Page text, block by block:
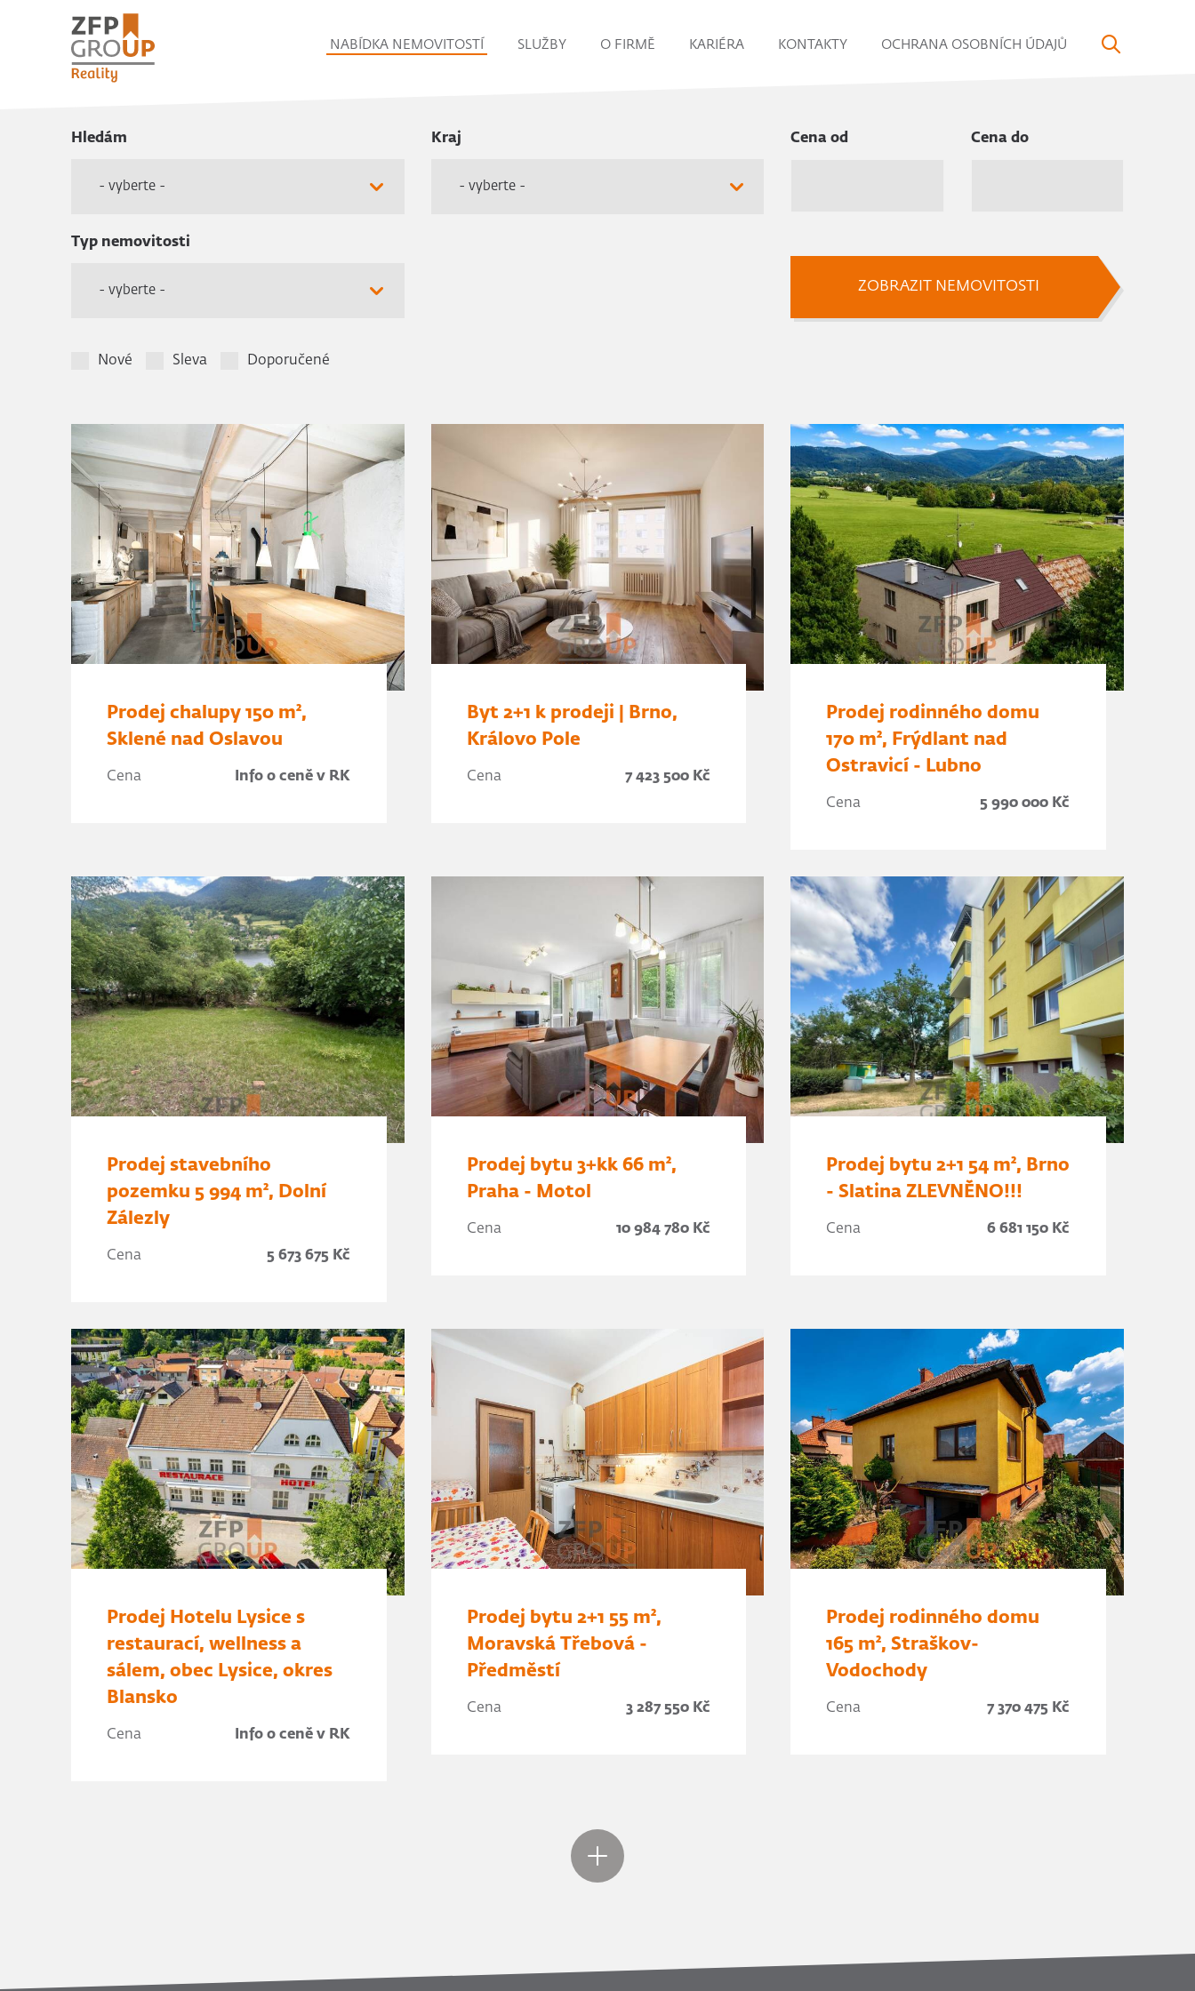
NABÍDKA NEMOVITOSTÍ SLUŽBY O FIRMĚ KARIÉRA KONTAKTY OCHRANA OSOBNÍCH ÚDAJŮ
Hledám
- vyberte -
Kraj
- vyberte -
Cena od Cena do
Typ nemovitosti
- vyberte -
Nové Sleva Doporučené
ZOBRAZIT NEMOVITOSTI
Prodej chalupy 150 m²,
Sklené nad Oslavou
Cena Info o ceně v RK
Byt 2+1 k prodeji | Brno,
Královo Pole
Cena 7 423 500 Kč
Prodej rodinného domu
170 m², Frýdlant nad
Ostravicí - Lubno
Cena 5 990 000 Kč
Prodej stavebního
pozemku 5 994 m², Dolní
Zálezly
Cena 5 673 675 Kč
Prodej bytu 3+kk 66 m²,
Praha - Motol
Cena 10 984 780 Kč
Prodej bytu 2+1 54 m², Brno
- Slatina ZLEVNĚNO!!!
Cena 6 681 150 Kč
Prodej Hotelu Lysice s
restaurací, wellness a
sálem, obec Lysice, okres
Blansko
Cena Info o ceně v RK
Prodej bytu 2+1 55 m²,
Moravská Třebová -
Předměstí
Cena 3 287 550 Kč
Prodej rodinného domu
165 m², Straškov-
Vodochody
Cena 7 370 475 Kč